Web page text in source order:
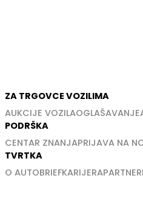
ZA TRGOVCE VOZILIMA
AUKCIJE VOZILAOGLAŠAVANJE
PODRŠKA
CENTAR ZNANJAPRIJAVA NA
TVRTKA
O AUTOBRIEFKARIJERAPARTNERI